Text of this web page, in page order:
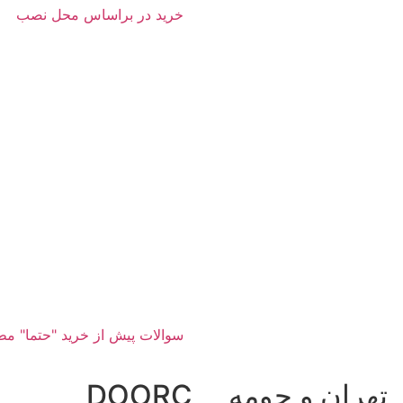
خرید در براساس محل نصب
سوالات پیش از خرید "حتما"
و حومه DOORC